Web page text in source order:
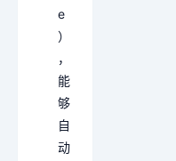
e
）
，
能
够
自
动